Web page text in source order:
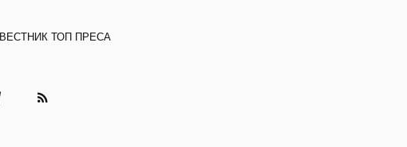
ВЕСТНИК ТОП ПРЕСА